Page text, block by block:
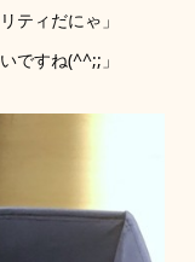
ティだにゃ」
ですね(^^;;」